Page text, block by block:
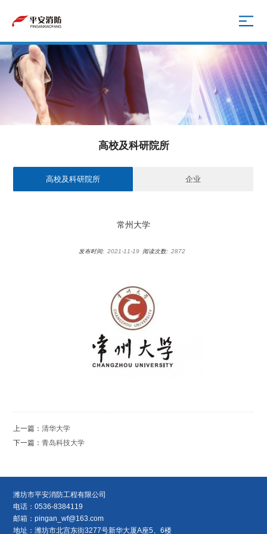
高校及科研院所
高校及科研院所 企业
常州大学
发布时间: 2021-11-19 阅读次数: 2872
上一篇：清华大学
下一篇：青岛科技大学
潍坊市平安消防工程有限公司
电话：0536-8384119
邮箱：pingan_wf@163.com
地址：潍坊市北宫东街3277号新华大厦A座5、6楼